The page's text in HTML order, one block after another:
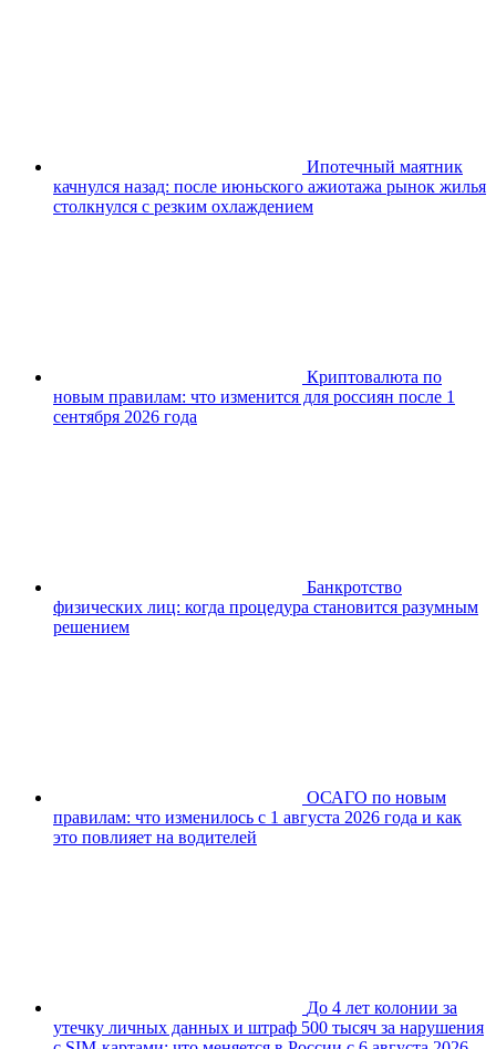
Ипотечный маятник
качнулся назад: после июньского ажиотажа рынок жилья
столкнулся с резким охлаждением
Криптовалюта по
новым правилам: что изменится для россиян после 1
сентября 2026 года
Банкротство
физических лиц: когда процедура становится разумным
решением
ОСАГО по новым
правилам: что изменилось с 1 августа 2026 года и как
это повлияет на водителей
До 4 лет колонии за
утечку личных данных и штраф 500 тысяч за нарушения